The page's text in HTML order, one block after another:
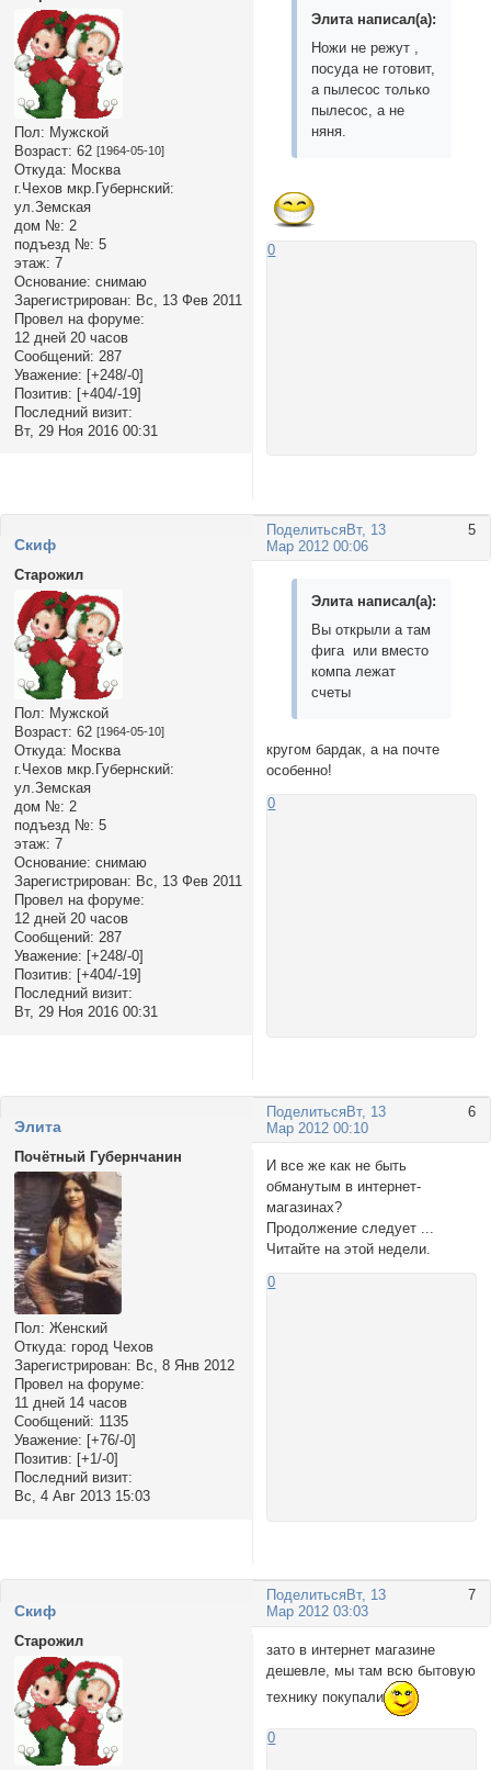
Пол: Мужской
Возраст: 62 [1964-05-10]
Откуда: Москва
г.Чехов мкр.Губернский:
ул.Земская
дом №: 2
подъезд №: 5
этаж: 7
Основание: снимаю
Зарегистрирован: Вс, 13 Фев 2011
Провел на форуме:
12 дней 20 часов
Сообщений: 287
Уважение: [+248/-0]
Позитив: [+404/-19]
Последний визит:
Вт, 29 Ноя 2016 00:31
Элита написал(а):
Ножи не режут ,
посуда не готовит,
а пылесос только
пылесос, а не
няня.
0
Поделиться 5
Вт, 13
Мар 2012 00:06
Cкиф
Старожил
Пол: Мужской
Возраст: 62 [1964-05-10]
Откуда: Москва
г.Чехов мкр.Губернский:
ул.Земская
дом №: 2
подъезд №: 5
этаж: 7
Основание: снимаю
Зарегистрирован: Вс, 13 Фев 2011
Провел на форуме:
12 дней 20 часов
Сообщений: 287
Уважение: [+248/-0]
Позитив: [+404/-19]
Последний визит:
Вт, 29 Ноя 2016 00:31
Элита написал(а):
Вы открыли а там
фига или вместо
компа лежат
счеты
кругом бардак, а на почте
особенно!
0
Поделиться 6
Вт, 13
Мар 2012 00:10
Элита
Почётный Губернчанин
Пол: Женский
Откуда: город Чехов
Зарегистрирован: Вс, 8 Янв 2012
Провел на форуме:
11 дней 14 часов
Сообщений: 1135
Уважение: [+76/-0]
Позитив: [+1/-0]
Последний визит:
Вс, 4 Авг 2013 15:03
И все же как не быть
обманутым в интернет-
магазинах?
Продолжение следует ...
Читайте на этой недели.
0
Поделиться 7
Вт, 13
Мар 2012 03:03
Cкиф
Старожил
зато в интернет магазине
дешевле, мы там всю бытовую
технику покупали
0